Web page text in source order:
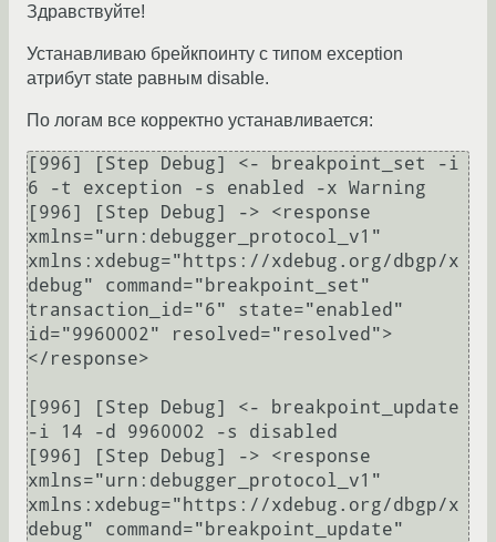
Здравствуйте!
Устанавливаю брейкпоинту с типом exception
атрибут state равным disable.
По логам все корректно устанавливается:
[996] [Step Debug] <- breakpoint_set -i
6 -t exception -s enabled -x Warning
[996] [Step Debug] -> <response
xmlns="urn:debugger_protocol_v1"
xmlns:xdebug="https://xdebug.org/dbgp/x
debug" command="breakpoint_set"
transaction_id="6" state="enabled"
id="9960002" resolved="resolved">
</response>
[996] [Step Debug] <- breakpoint_update
-i 14 -d 9960002 -s disabled
[996] [Step Debug] -> <response
xmlns="urn:debugger_protocol_v1"
xmlns:xdebug="https://xdebug.org/dbgp/x
debug" command="breakpoint_update"